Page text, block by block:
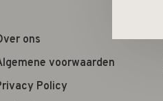
ons
voorwaarden
Policy